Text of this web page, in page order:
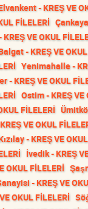
- KREŞ VE
FİLELERİ
VE OKUL
- KREŞ VE
Yenimahalle -
- KREŞ VE OKUL
Ostim - KREŞ VE
FİLELERİ
VE OKUL
- KREŞ VE
İvedik - KREŞ
OKUL FİLELERİ
- KREŞ VE
OKUL FİLELERİ